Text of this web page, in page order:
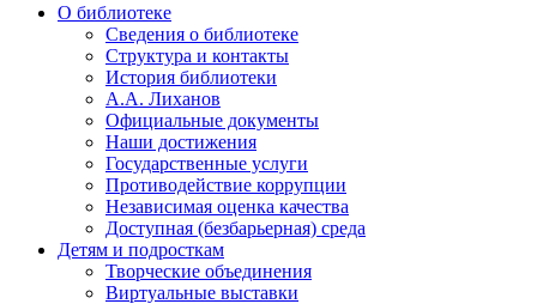
О библиотеке
Сведения о библиотеке
Структура и контакты
История библиотеки
А.А. Лиханов
Официальные документы
Наши достижения
Государственные услуги
Противодействие коррупции
Независимая оценка качества
Доступная (безбарьерная) среда
Детям и подросткам
Творческие объединения
Виртуальные выставки